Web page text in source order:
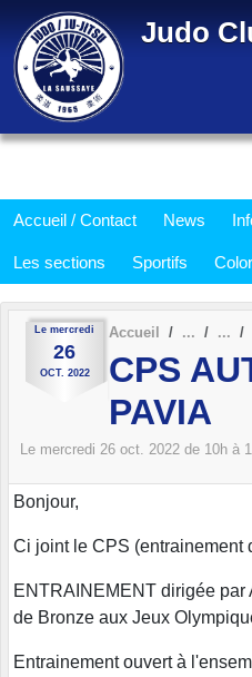
Judo
Accueil / Contact News
Les sections Sportifs
Le mercredi
26
OCT. 2022
Accueil
CPS
PAVIA
Le mercredi 26 oct. 2022 de 10h à
Bonjour,
Ci joint le CPS (entrainement
ENTRAINEMENT dirigée par
de Bronze aux Jeux
Entrainement ouvert à
Panneau de gestion des cookies